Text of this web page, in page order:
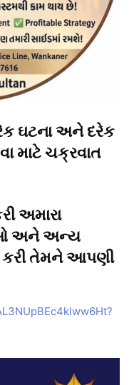
ઘટના અને દરેક
માટે ચક્રવાત
અમારા
અને અન્ય
કરી તેમને આપણી